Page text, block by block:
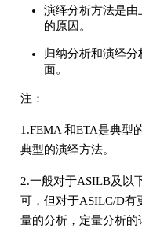
演绎分析方法是由
的原因。
归纳分析和演绎
面。
注：
1.FEMA 和ETA是典型
典型的演绎方法。
2.一般对于ASILB及以
可，但对于ASILC/D有
量的分析，定量分析